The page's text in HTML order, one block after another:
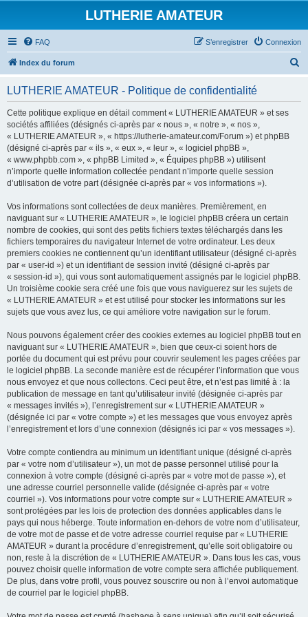
LUTHERIE AMATEUR
FAQ Connexion
S’enregistrer
Index du forum
LUTHERIE AMATEUR - Politique de confidentialité
Cette politique explique en détail comment « LUTHERIE AMATEUR » et ses
sociétés affiliées (désignés ci-après par « nous », « notre », « nos »,
« LUTHERIE AMATEUR », « https://lutherie-amateur.com/Forum ») et phpBB
(désigné ci-après par « ils », « eux », « leur », « logiciel phpBB »,
« www.phpbb.com », « phpBB Limited », « Équipes phpBB ») utilisent
n’importe quelle information collectée pendant n’importe quelle session
d’utilisation de votre part (désignée ci-après par « vos informations »).
Vos informations sont collectées de deux manières. Premièrement, en
naviguant sur « LUTHERIE AMATEUR », le logiciel phpBB créera un certain
nombre de cookies, qui sont des petits fichiers textes téléchargés dans les
fichiers temporaires du navigateur Internet de votre ordinateur. Les deux
premiers cookies ne contiennent qu’un identifiant utilisateur (désigné ci-après
par « user-id ») et un identifiant de session invité (désigné ci-après par
« session-id »), qui vous sont automatiquement assignés par le logiciel phpBB.
Un troisième cookie sera créé une fois que vous naviguerez sur les sujets de
« LUTHERIE AMATEUR » et est utilisé pour stocker les informations sur les
sujets que vous avez lus, ce qui améliore votre navigation sur le forum.
Nous pouvons également créer des cookies externes au logiciel phpBB tout en
naviguant sur « LUTHERIE AMATEUR », bien que ceux-ci soient hors de
portée du document qui est prévu pour couvrir seulement les pages créées par
le logiciel phpBB. La seconde manière est de récupérer l’information que vous
nous envoyez et que nous collectons. Ceci peut être, et n’est pas limité à : la
publication de message en tant qu’utilisateur invité (désignée ci-après par
« messages invités »), l’enregistrement sur « LUTHERIE AMATEUR »
(désignée ici par « votre compte ») et les messages que vous envoyez après
l’enregistrement et lors d’une connexion (désignés ici par « vos messages »).
Votre compte contiendra au minimum un identifiant unique (désigné ci-après
par « votre nom d’utilisateur »), un mot de passe personnel utilisé pour la
connexion à votre compte (désigné ci-après par « votre mot de passe »), et
une adresse courriel personnelle valide (désignée ci-après par « votre
courriel »). Vos informations pour votre compte sur « LUTHERIE AMATEUR »
sont protégées par les lois de protection des données applicables dans le
pays qui nous héberge. Toute information en-dehors de votre nom d’utilisateur,
de votre mot de passe et de votre adresse courriel requise par « LUTHERIE
AMATEUR » durant la procédure d’enregistrement, qu’elle soit obligatoire ou
non, reste à la discrétion de « LUTHERIE AMATEUR ». Dans tous les cas, vous
pouvez choisir quelle information de votre compte sera affichée publiquement.
De plus, dans votre profil, vous pouvez souscrire ou non à l’envoi automatique
de courriel par le logiciel phpBB.